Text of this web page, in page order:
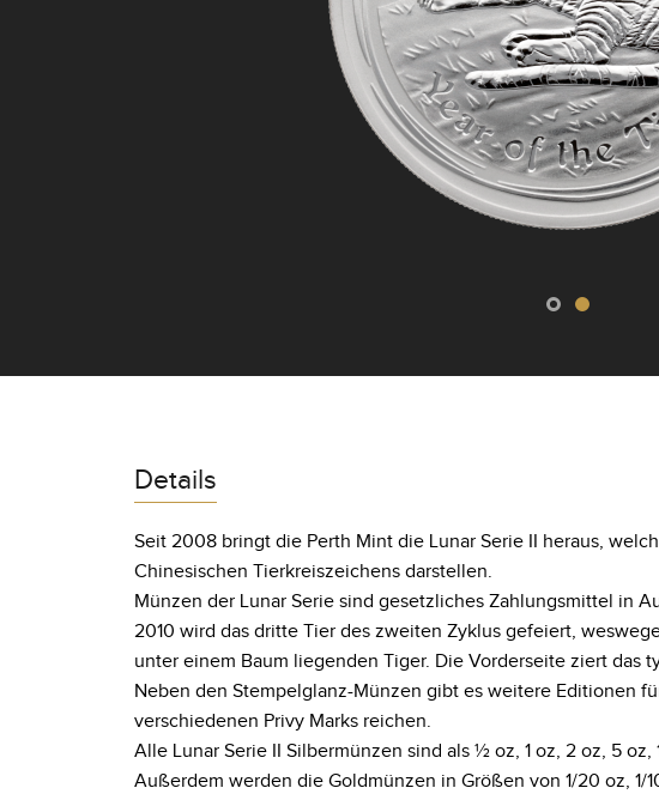
Details
Seit 2008 bringt die Perth Mint die Lunar Serie II heraus,
Chinesischen Tierkreiszeichens darstellen.
Münzen der Lunar Serie sind gesetzliches Zahlungsmittel in
2010 wird das dritte Tier des zweiten Zyklus gefeiert,
unter einem Baum liegenden Tiger. Die Vorderseite ziert das
Neben den Stempelglanz-Münzen gibt es weitere Editionen
verschiedenen Privy Marks reichen.
Alle Lunar Serie II Silbermünzen sind als ½ oz, 1 oz, 2 oz, 5 oz,
Außerdem werden die Goldmünzen in Größen von 1/20 oz, 1/